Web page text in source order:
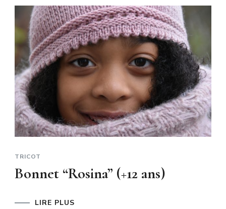
TRICOT
Bonnet “Rosina” (+12 ans)
LIRE PLUS